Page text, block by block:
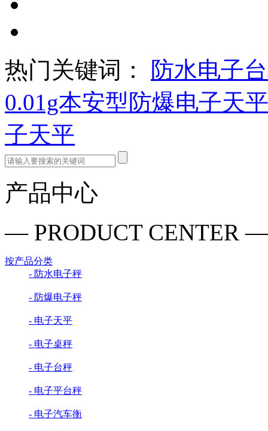
热门关键词：
防水电子
0.01g本安型防爆电子天平
子天平
产品中心
— PRODUCT CENTER —
按产品分类
- 防水电子秤
- 防爆电子秤
- 电子天平
- 电子桌秤
- 电子台秤
- 电子平台秤
- 电子汽车衡